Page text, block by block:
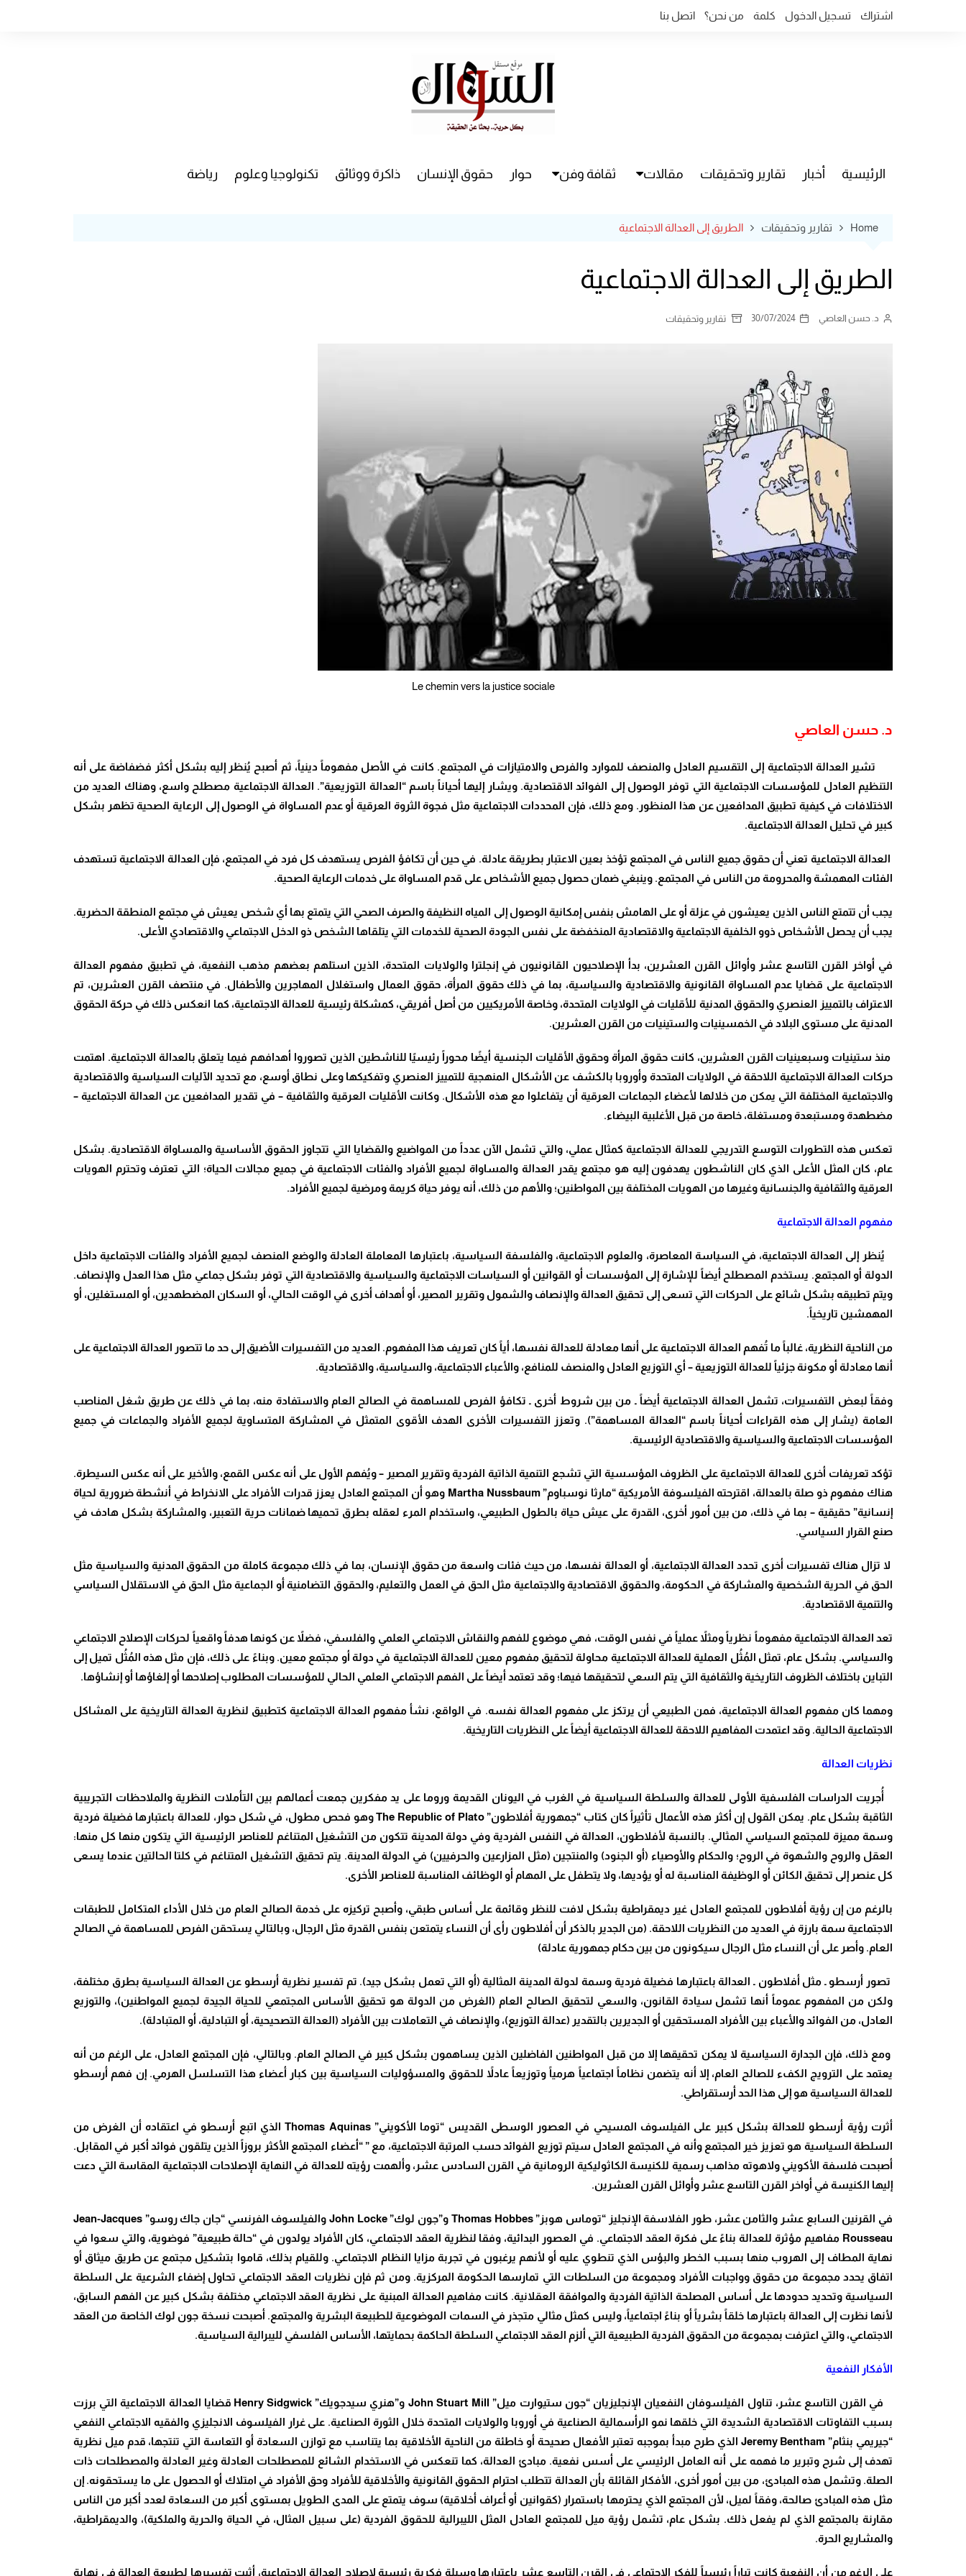
اشتراك تسجيل الدخول كلمة من نحن؟ اتصل بنا
الرئيسية أخبار تقارير وتحقيقات مقالات ثقافة وفن حوار حقوق الإنسان ذاكرة ووثائق تكنولوجيا وعلوم رياضة
Home تقارير وتحقيقات الطريق إلى العدالة الاجتماعية
الطريق إلى العدالة الاجتماعية
د. حسن العاصي 30/07/2024 تقارير وتحقيقات
Le chemin vers la justice sociale
د. حسن العاصي
تشير العدالة الاجتماعية إلى التقسيم العادل والمنصف للموارد والفرص والامتيازات في المجتمع. كانت في الأصل مفهوماً دينياً، ثم أصبح يُنظر إليه بشكل أكثر فضفاضة على أنه
التنظيم العادل للمؤسسات الاجتماعية التي توفر الوصول إلى الفوائد الاقتصادية. ويشار إليها أحياناً باسم “العدالة التوزيعية”. العدالة الاجتماعية مصطلح واسع، وهناك العديد من
الاختلافات في كيفية تطبيق المدافعين عن هذا المنظور. ومع ذلك، فإن المحددات الاجتماعية مثل فجوة الثروة العرقية أو عدم المساواة في الوصول إلى الرعاية الصحية تظهر بشكل
كبير في تحليل العدالة الاجتماعية.
العدالة الاجتماعية تعني أن حقوق جميع الناس في المجتمع تؤخذ بعين الاعتبار بطريقة عادلة. في حين أن تكافؤ الفرص يستهدف كل فرد في المجتمع، فإن العدالة الاجتماعية تستهدف
الفئات المهمشة والمحرومة من الناس في المجتمع. وينبغي ضمان حصول جميع الأشخاص على قدم المساواة على خدمات الرعاية الصحية.
يجب أن تتمتع الناس الذين يعيشون في عزلة أو على الهامش بنفس إمكانية الوصول إلى المياه النظيفة والصرف الصحي التي يتمتع بها أي شخص يعيش في مجتمع المنطقة الحضرية.
يجب أن يحصل الأشخاص ذوو الخلفية الاجتماعية والاقتصادية المنخفضة على نفس الجودة الصحية للخدمات التي يتلقاها الشخص ذو الدخل الاجتماعي والاقتصادي الأعلى.
في أواخر القرن التاسع عشر وأوائل القرن العشرين، بدأ الإصلاحيون القانونيون في إنجلترا والولايات المتحدة، الذين استلهم بعضهم مذهب النفعية، في تطبيق مفهوم العدالة
الاجتماعية على قضايا عدم المساواة القانونية والاقتصادية والسياسية، بما في ذلك حقوق المرأة، حقوق العمال واستغلال المهاجرين والأطفال. في منتصف القرن العشرين، تم
الاعتراف بالتمييز العنصري والحقوق المدنية للأقليات في الولايات المتحدة، وخاصة الأمريكيين من أصل أفريقي، كمشكلة رئيسية للعدالة الاجتماعية، كما انعكس ذلك في حركة الحقوق
المدنية على مستوى البلاد في الخمسينيات والستينيات من القرن العشرين.
منذ ستينيات وسبعينيات القرن العشرين، كانت حقوق المرأة وحقوق الأقليات الجنسية أيضًا محوراً رئيسيًا للناشطين الذين تصوروا أهدافهم فيما يتعلق بالعدالة الاجتماعية. اهتمت
حركات العدالة الاجتماعية اللاحقة في الولايات المتحدة وأوروبا بالكشف عن الأشكال المنهجية للتمييز العنصري وتفكيكها وعلى نطاق أوسع، مع تحديد الآليات السياسية والاقتصادية
والاجتماعية المختلفة التي يمكن من خلالها لأعضاء الجماعات العرقية أن يتفاعلوا مع هذه الأشكال. وكانت الأقليات العرقية والثقافية – في تقدير المدافعين عن العدالة الاجتماعية –
مضطهدة ومستبعدة ومستغلة، خاصة من قبل الأغلبية البيضاء.
تعكس هذه التطورات التوسع التدريجي للعدالة الاجتماعية كمثال عملي، والتي تشمل الآن عدداً من المواضيع والقضايا التي تتجاوز الحقوق الأساسية والمساواة الاقتصادية. بشكل
عام، كان المثل الأعلى الذي كان الناشطون يهدفون إليه هو مجتمع يقدر العدالة والمساواة لجميع الأفراد والفئات الاجتماعية في جميع مجالات الحياة؛ التي تعترف وتحترم الهويات
العرقية والثقافية والجنسانية وغيرها من الهويات المختلفة بين المواطنين؛ والأهم من ذلك، أنه يوفر حياة كريمة ومرضية لجميع الأفراد.
مفهوم العدالة الاجتماعية
يُنظر إلى العدالة الاجتماعية، في السياسة المعاصرة، والعلوم الاجتماعية، والفلسفة السياسية، باعتبارها المعاملة العادلة والوضع المنصف لجميع الأفراد والفئات الاجتماعية داخل
الدولة أو المجتمع. يستخدم المصطلح أيضاً للإشارة إلى المؤسسات أو القوانين أو السياسات الاجتماعية والسياسية والاقتصادية التي توفر بشكل جماعي مثل هذا العدل والإنصاف.
ويتم تطبيقه بشكل شائع على الحركات التي تسعى إلى تحقيق العدالة والإنصاف والشمول وتقرير المصير، أو أهداف أخرى في الوقت الحالي، أو السكان المضطهدين، أو المستغلين، أو
المهمشين تاريخياً.
من الناحية النظرية، غالباً ما تُفهم العدالة الاجتماعية على أنها معادلة للعدالة نفسها، أياً كان تعريف هذا المفهوم. العديد من التفسيرات الأضيق إلى حد ما تتصور العدالة الاجتماعية على
أنها معادلة أو مكونة جزئياً للعدالة التوزيعية – أي التوزيع العادل والمنصف للمنافع، والأعباء الاجتماعية، والسياسية، والاقتصادية.
وفقاً لبعض التفسيرات، تشمل العدالة الاجتماعية أيضاً ـ من بين شروط أخرى ـ تكافؤ الفرص للمساهمة في الصالح العام والاستفادة منه، بما في ذلك عن طريق شغل المناصب
العامة (يشار إلى هذه القراءات أحياناً باسم “العدالة المساهمة”). وتعزز التفسيرات الأخرى الهدف الأقوى المتمثل في المشاركة المتساوية لجميع الأفراد والجماعات في جميع
المؤسسات الاجتماعية والسياسية والاقتصادية الرئيسية.
تؤكد تعريفات أخرى للعدالة الاجتماعية على الظروف المؤسسية التي تشجع التنمية الذاتية الفردية وتقرير المصير – ويُفهم الأول على أنه عكس القمع، والأخير على أنه عكس السيطرة.
هناك مفهوم ذو صلة بالعدالة، اقترحته الفيلسوفة الأمريكية “مارثا نوسباوم” Martha Nussbaum وهو أن المجتمع العادل يعزز قدرات الأفراد على الانخراط في أنشطة ضرورية لحياة
إنسانية” حقيقية – بما في ذلك، من بين أمور أخرى، القدرة على عيش حياة بالطول الطبيعي، واستخدام المرء لعقله بطرق تحميها ضمانات حرية التعبير، والمشاركة بشكل هادف في
صنع القرار السياسي.
لا تزال هناك تفسيرات أخرى تحدد العدالة الاجتماعية، أو العدالة نفسها، من حيث فئات واسعة من حقوق الإنسان، بما في ذلك مجموعة كاملة من الحقوق المدنية والسياسية مثل
الحق في الحرية الشخصية والمشاركة في الحكومة، والحقوق الاقتصادية والاجتماعية مثل الحق في العمل والتعليم، والحقوق التضامنية أو الجماعية مثل الحق في الاستقلال السياسي
والتنمية الاقتصادية.
تعد العدالة الاجتماعية مفهوماً نظرياً ومثلاً عملياً في نفس الوقت، فهي موضوع للفهم والنقاش الاجتماعي العلمي والفلسفي، فضلاً عن كونها هدفاً واقعياً لحركات الإصلاح الاجتماعي
والسياسي. بشكل عام، تمثل المُثُل العملية للعدالة الاجتماعية محاولة لتحقيق مفهوم معين للعدالة الاجتماعية في دولة أو مجتمع معين. وبناءً على ذلك، فإن مثل هذه المُثُل تميل إلى
التباين باختلاف الظروف التاريخية والثقافية التي يتم السعي لتحقيقها فيها؛ وقد تعتمد أيضاً على الفهم الاجتماعي العلمي الحالي للمؤسسات المطلوب إصلاحها أو إلغاؤها أو إنشاؤها.
ومهما كان مفهوم العدالة الاجتماعية، فمن الطبيعي أن يرتكز على مفهوم العدالة نفسه. في الواقع، نشأ مفهوم العدالة الاجتماعية كتطبيق لنظرية العدالة التاريخية على المشاكل
الاجتماعية الحالية. وقد اعتمدت المفاهيم اللاحقة للعدالة الاجتماعية أيضاً على النظريات التاريخية.
نظريات العدالة
أُجريت الدراسات الفلسفية الأولى للعدالة والسلطة السياسية في الغرب في اليونان القديمة وروما على يد مفكرين جمعت أعمالهم بين التأملات النظرية والملاحظات التجريبية
الثاقبة بشكل عام. يمكن القول إن أكثر هذه الأعمال تأثيراً كان كتاب “جمهورية أفلاطون” The Republic of Plato وهو فحص مطول، في شكل حوار، للعدالة باعتبارها فضيلة فردية
وسمة مميزة للمجتمع السياسي المثالي. بالنسبة لأفلاطون، العدالة في النفس الفردية وفي دولة المدينة تتكون من التشغيل المتناغم للعناصر الرئيسية التي يتكون منها كل منها:
العقل والروح والشهوة في الروح؛ والحكام والأوصياء (أو الجنود) والمنتجين (مثل المزارعين والحرفيين) في الدولة المدينة. يتم تحقيق التشغيل المتناغم في كلتا الحالتين عندما يسعى
كل عنصر إلى تحقيق الكائن أو الوظيفة المناسبة له أو يؤديها، ولا يتطفل على المهام أو الوظائف المناسبة للعناصر الأخرى.
بالرغم من إن رؤية أفلاطون للمجتمع العادل غير ديمقراطية بشكل لافت للنظر وقائمة على أساس طبقي، وأصبح تركيزه على خدمة الصالح العام من خلال الأداء المتكامل للطبقات
الاجتماعية سمة بارزة في العديد من النظريات اللاحقة. (من الجدير بالذكر أن أفلاطون رأى أن النساء يتمتعن بنفس القدرة مثل الرجال، وبالتالي يستحقن الفرص للمساهمة في الصالح
العام. وأصر على أن النساء مثل الرجال سيكونون من بين حكام جمهورية عادلة)
تصور أرسطو ـ مثل أفلاطون ـ العدالة باعتبارها فضيلة فردية وسمة لدولة المدينة المثالية (أو التي تعمل بشكل جيد). تم تفسير نظرية أرسطو عن العدالة السياسية بطرق مختلفة،
ولكن من المفهوم عموماً أنها تشمل سيادة القانون، والسعي لتحقيق الصالح العام (الغرض من الدولة هو تحقيق الأساس المجتمعي للحياة الجيدة لجميع المواطنين)، والتوزيع
العادل، من الفوائد والأعباء بين الأفراد المستحقين أو الجديرين بالتقدير (عدالة التوزيع)، والإنصاف في التعاملات بين الأفراد (العدالة التصحيحية، أو التبادلية، أو المتبادلة).
ومع ذلك، فإن الجدارة السياسية لا يمكن تحقيقها إلا من قبل المواطنين الفاضلين الذين يساهمون بشكل كبير في الصالح العام. وبالتالي، فإن المجتمع العادل، على الرغم من أنه
يعتمد على الترويج الكفء للصالح العام، إلا أنه يتضمن نظاماً اجتماعياً هرمياً وتوزيعاً عادلاً للحقوق والمسؤوليات السياسية بين كبار أعضاء هذا التسلسل الهرمي. إن فهم أرسطو
للعدالة السياسية هو إلى هذا الحد أرستقراطي.
أثرت رؤية أرسطو للعدالة بشكل كبير على الفيلسوف المسيحي في العصور الوسطى القديس “توما الأكويني” Thomas Aquinas الذي اتبع أرسطو في اعتقاده أن الغرض من
السلطة السياسية هو تعزيز خير المجتمع وأنه في المجتمع العادل سيتم توزيع الفوائد حسب المرتبة الاجتماعية، مع ” “أعضاء المجتمع الأكثر بروزاً الذين يتلقون فوائد أكبر في المقابل.
أصبحت فلسفة الأكويني ولاهوته مذاهب رسمية للكنيسة الكاثوليكية الرومانية في القرن السادس عشر، وألهمت رؤيته للعدالة في النهاية الإصلاحات الاجتماعية المقاسة التي دعت
إليها الكنيسة في أواخر القرن التاسع عشر وأوائل القرن العشرين.
في القرنين السابع عشر والثامن عشر، طور الفلاسفة الإنجليز “توماس هوبز” Thomas Hobbes و”جون لوك” John Locke والفيلسوف الفرنسي “جان جاك روسو” Jean-Jacques
Rousseau مفاهيم مؤثرة للعدالة بناءً على فكرة العقد الاجتماعي. في العصور البدائية، وفقا لنظرية العقد الاجتماعي، كان الأفراد يولدون في “حالة طبيعية” فوضوية، والتي سعوا في
نهاية المطاف إلى الهروب منها بسبب الخطر والبؤس الذي تنطوي عليه أو لأنهم يرغبون في تجربة مزايا النظام الاجتماعي. وللقيام بذلك، قاموا بتشكيل مجتمع عن طريق ميثاق أو
اتفاق يحدد مجموعة من حقوق وواجبات الأفراد ومجموعة من السلطات التي تمارسها الحكومة المركزية. ومن ثم فإن نظريات العقد الاجتماعي تحاول إضفاء الشرعية على السلطة
السياسية وتحديد حدودها على أساس المصلحة الذاتية الفردية والموافقة العقلانية. كانت مفاهيم العدالة المبنية على نظرية العقد الاجتماعي مختلفة بشكل كبير عن الفهم السابق،
لأنها نظرت إلى العدالة باعتبارها خلقاً بشرياً أو بناءً اجتماعياً، وليس كمثل مثالي متجذر في السمات الموضوعية للطبيعة البشرية والمجتمع. أصبحت نسخة جون لوك الخاصة من العقد
الاجتماعي، والتي اعترفت بمجموعة من الحقوق الفردية الطبيعية التي ألزم العقد الاجتماعي السلطة الحاكمة بحمايتها، الأساس الفلسفي لليبرالية السياسية.
الأفكار النفعية
في القرن التاسع عشر، تناول الفيلسوفان النفعيان الإنجليزيان “جون ستيوارت ميل” John Stuart Mill و”هنري سيدجويك” Henry Sidgwick قضايا العدالة الاجتماعية التي برزت
بسبب التفاوتات الاقتصادية الشديدة التي خلقها نمو الرأسمالية الصناعية في أوروبا والولايات المتحدة خلال الثورة الصناعية. على غرار الفيلسوف الانجليزي والفقيه الاجتماعي النفعي
“جيريمي بنثام” Jeremy Bentham الذي طرح مبدأ بموجبه تعتبر الأفعال صحيحة أو خاطئة من الناحية الأخلاقية بما يتناسب مع توازن السعادة أو التعاسة التي تنتجها، قدم ميل نظرية
تهدف إلى شرح وتبرير ما فهمه على أنه العامل الرئيسي على أسس نفعية. مبادئ العدالة، كما تنعكس في الاستخدام الشائع للمصطلحات العادلة وغير العادلة والمصطلحات ذات
الصلة. وتشمل هذه المبادئ، من بين أمور أخرى، الأفكار القائلة بأن العدالة تتطلب احترام الحقوق القانونية والأخلاقية للأفراد وحق الأفراد في امتلاك أو الحصول على ما يستحقونه. إن
مثل هذه المبادئ صالحة، وفقاً لميل، لأن المجتمع الذي يحترمها باستمرار (كقوانين أو أعراف أخلاقية) سوف يتمتع على المدى الطويل بمستوى أكبر من السعادة لعدد أكبر من الناس
مقارنة بالمجتمع الذي لم يفعل ذلك. بشكل عام، تشمل رؤية ميل للمجتمع العادل المثل الليبرالية للحقوق الفردية (على سبيل المثال، في الحياة والحرية والملكية)، والديمقراطية،
والمشاريع الحرة.
على الرغم من أن النفعية كانت تياراً رئيسياً للفكر الاجتماعي في القرن التاسع عشر باعتبارها وسيلة فكرية رئيسية لإصلاح العدالة الاجتماعية، أثبت تفسيرها لطبيعة العدالة في نهاية